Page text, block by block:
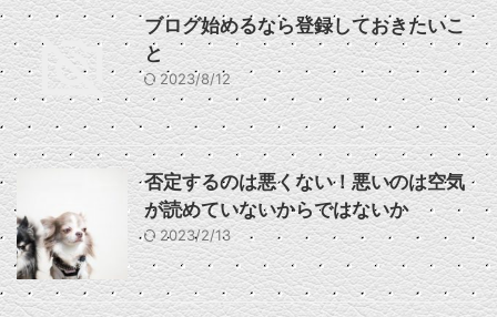
ブログ始めるなら登録しておきたいこ
と
2023/8/12
否定するのは悪くない！悪いのは空気
が読めていないからではないか
2023/2/13